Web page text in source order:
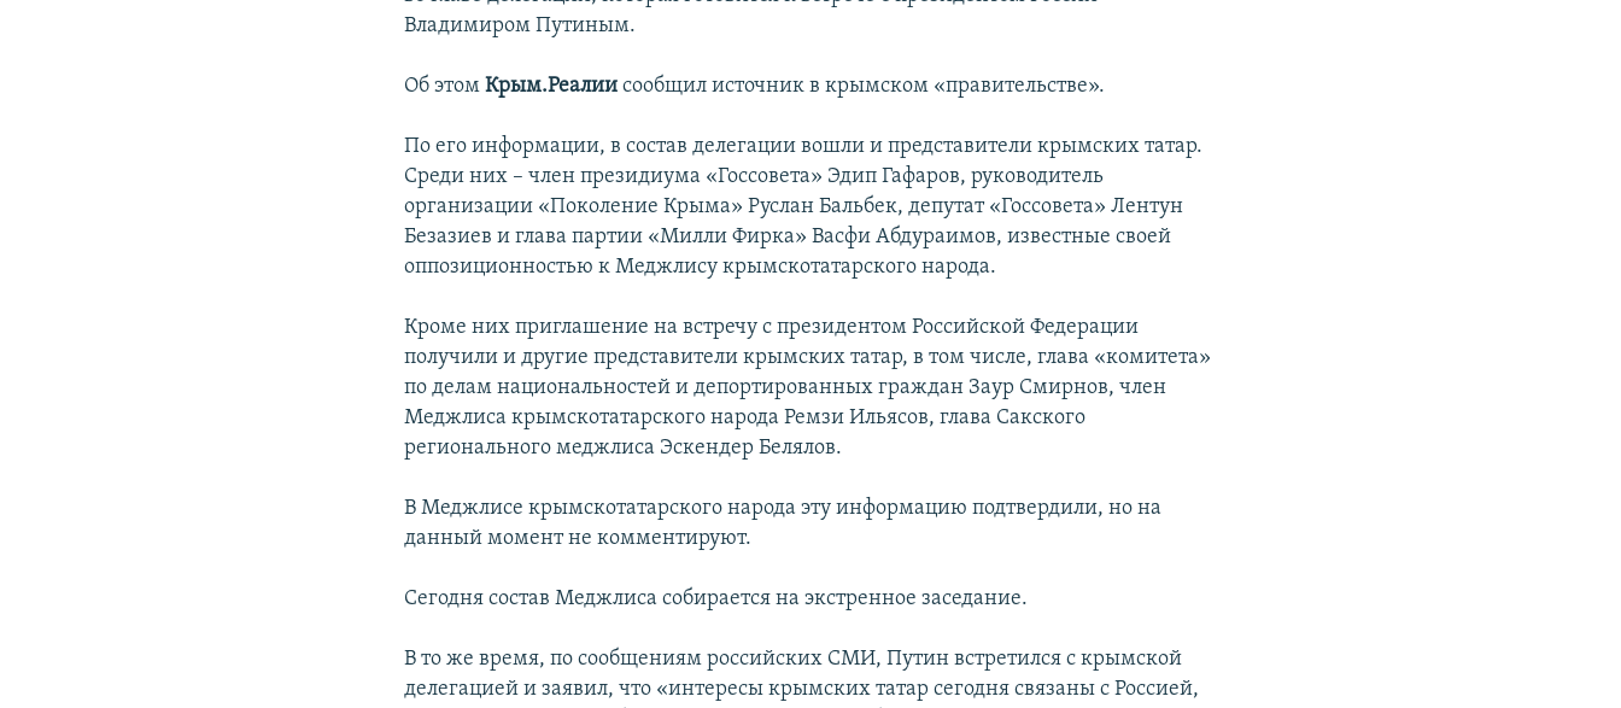
Владимиром Путиным.
Об этомКрым.Реалии сообщил источник в крымском «правительстве».
По его информации, в состав делегации вошли и представители крымских татар.
Среди них – член президиума «Госсовета» Эдип Гафаров, руководитель
организации «Поколение Крыма» Руслан Бальбек, депутат «Госсовета» Лентун
Безазиев и глава партии «Милли Фирка» Васфи Абдураимов, известные своей
оппозиционностью к Меджлису крымскотатарского народа.
Кроме них приглашение на встречу с президентом Российской Федерации
получили и другие представители крымских татар, в том числе, глава «комитета»
по делам национальностей и депортированных граждан Заур Смирнов, член
Меджлиса крымскотатарского народа Ремзи Ильясов, глава Сакского
регионального меджлиса Эскендер Белялов.
В Меджлисе крымскотатарского народа эту информацию подтвердили, но на
данный момент не комментируют.
Сегодня состав Меджлиса собирается на экстренное заседание.
В то же время, по сообщениям российских СМИ, Путин встретился с крымской
делегацией и заявил, что «интересы крымских татар сегодня связаны с Россией,